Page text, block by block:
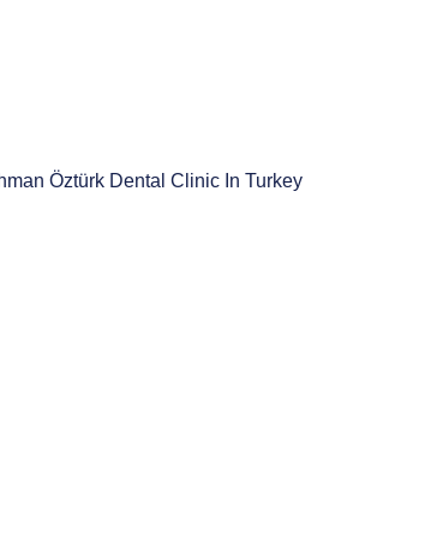
Öztürk Dental Clinic In Turkey